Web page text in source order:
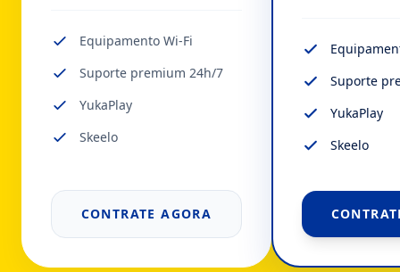
Equipamento Wi-Fi
Suporte premium 24h/7
YukaPlay
Skeelo
CONTRATE AGORA
Suporte
YukaPlay
Skeelo